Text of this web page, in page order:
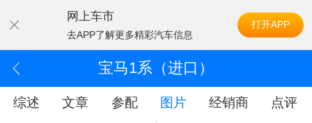
网上车市
去APP了解更多精彩汽车信息
打开APP
宝马1系（进口）
综述 文章 参配 图片 经销商 点评